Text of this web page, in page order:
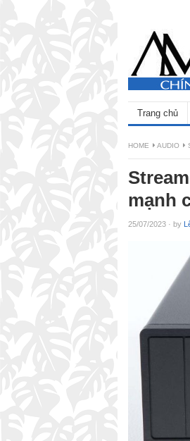
Trang chủ
HOME AUDIO
mạnh
25/07/2023 · by